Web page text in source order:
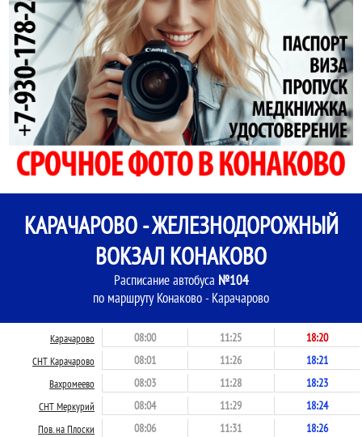
КАРАЧАРОВО - ЖЕЛЕЗНОДОРОЖНЫЙ
ВОКЗАЛ КОНАКОВО
Расписание автобуса №104
по маршруту Конаково - Карачарово
Карачарово 08:00 11:25 18:20
СНТ Карачарово 08:01 11:26 18:21
Вахромеево 08:03 11:28 18:23
СНТ Меркурий 08:04 11:29 18:24
Пов. на Плоски 08:06 11:31 18:26